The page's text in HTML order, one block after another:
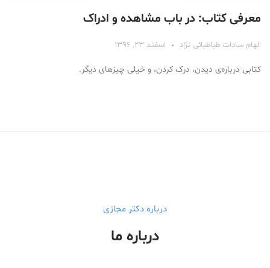
معرفی کتاب: در باب مشاهده و ادراک
الهام سادات طباطبائی نژاد اسفند ۲۳, ۱۳۹۶
کتابی درباره‌ی دیدن، درک کردن، و خیلی چیزهای دیگر.
درباره دکتر مجازی
درباره ما